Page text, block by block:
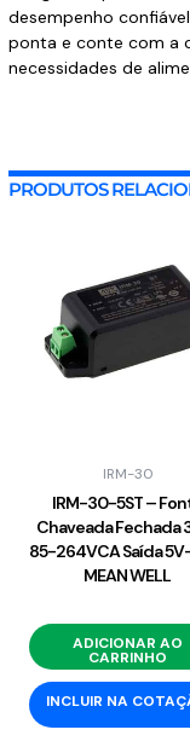
desempenho
ponta e conte com a
necessidades de
PRODUTOS
IRM-30
IRM-30-5ST –
Chaveada Fechada
85-264VCA Saída
MEAN WELL
ADICIONAR AO
CARRINHO
INCLUIR NA